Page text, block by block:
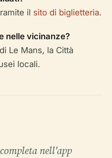
il sito di biglietteria.
nelle vicinanze?
Le Mans, la Città
locali.
nell'app